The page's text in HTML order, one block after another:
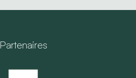
Partenaires